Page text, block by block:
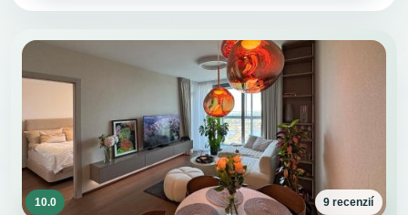
10.0 9 recenzií